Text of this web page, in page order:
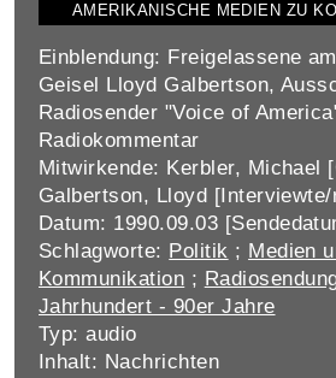
AMERIKANISCHE MEDIEN ZU
Einblendung: Freigelassene
Geisel Lloyd Galbertson,
Radiosender "Voice of
Radiokommentar
Mitwirkende: Kerbler, Michael
Galbertson, Lloyd [Interviewte/
Datum: 1990.09.03
Schlagworte: Politik ; Medien
Kommunikation ;
Jahrhundert - 90er Jahre
Typ: audio
Inhalt: Nachrichten